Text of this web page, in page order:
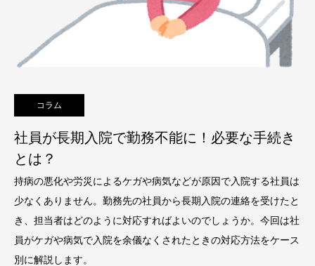
コラム
社員が長期入院で勤務不能に！必要な手続き
とは？
持病の悪化や労災によるケガや病気などが原因で入院する社員は
少なくありません。勤務先の社員から長期入院の連絡を受けたと
き、担当者はどのように対応すればよいのでしょうか。今回は社
員がケガや病気で入院を余儀なくされたときの対応方法をケース
別に解説します。